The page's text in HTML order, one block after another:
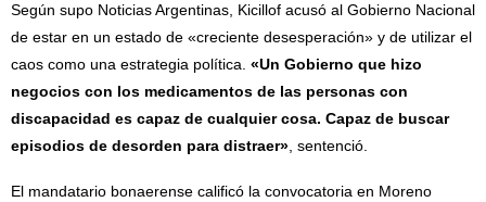
Según supo Noticias Argentinas, Kicillof acusó al Gobierno Nacional
de estar en un estado de «creciente desesperación» y de utilizar el
caos como una estrategia política. «Un Gobierno que hizo
negocios con los medicamentos de las personas con
discapacidad es capaz de cualquier cosa. Capaz de buscar
episodios de desorden para distraer» , sentenció.
El mandatario bonaerense calificó la convocatoria en Moreno